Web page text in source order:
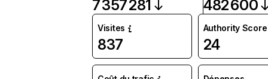
7 357 281 482 600
Visites
837
Authority Score
24